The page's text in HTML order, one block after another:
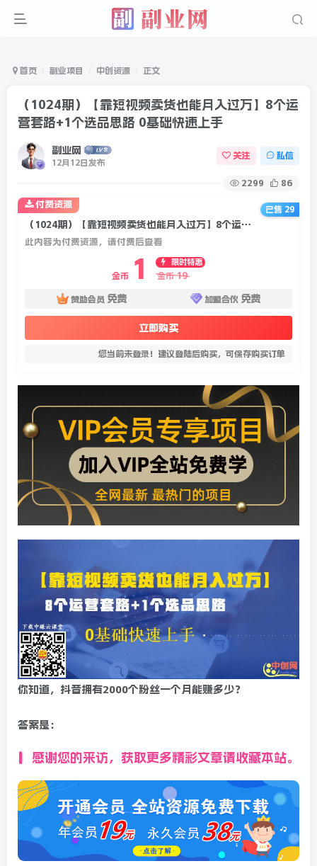
首页 副业项目 中创资源 正文
（1024期）【靠短视频卖货也能月入过万】8个运
营套路+1个选品思路 0基础快速上手
副业网
12月12日发布
关注 私信
2299 86
（1024期）【靠短视频卖货也能月入过万】8个运营套路+1个选品思路 0基础快速上手
此内容为付费资源，请付费后查看
金币 1
限时特惠
金币 19
赞助会员 免费 加盟合伙 免费
立即购买
您当前未登录！建议登陆后购买，可保存购买订单
付费资源
已售 29
你知道，抖音拥有2000个粉丝一个月能赚多少？
答案是：
感谢您的来访，获取更多精彩文章请收藏本站。